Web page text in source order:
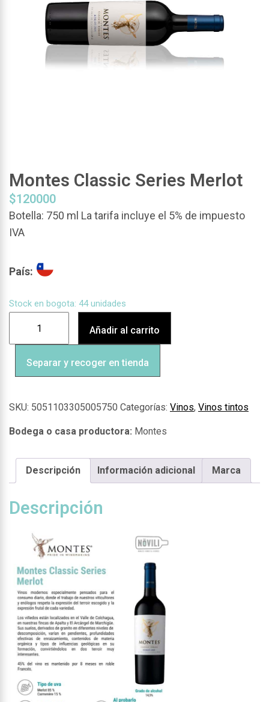
Montes Classic Series Merlot
$120000
Botella: 750 ml La tarifa incluye el 5% de impuesto
IVA
País:
Stock en bogota: 44 unidades
Añadir al carrito
Separar y recoger en tienda
SKU: 5051103305005750 Categorías: Vinos, Vinos tintos
Montes
Descripción Información adicional Marca
Descripción